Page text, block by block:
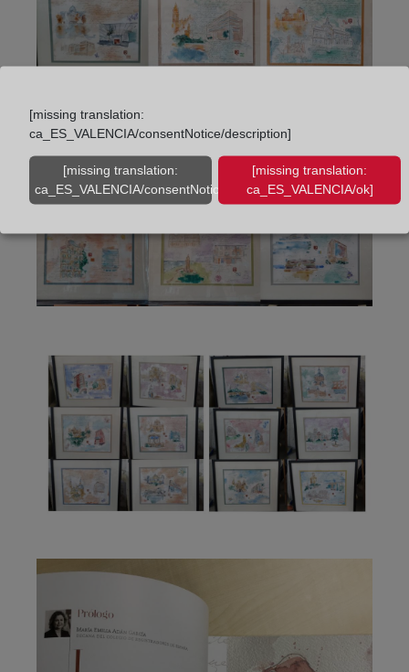
[missing translation:
ca_ES_VALENCIA/consentNotice/description]
[missing translation:
ca_ES_VALENCIA/consentNotice/learnMore]
[missing translation:
ca_ES_VALENCIA/ok]